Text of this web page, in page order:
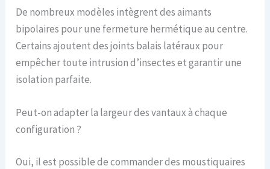
De nombreux modèles intègrent des aimants
bipolaires pour une fermeture hermétique au centre.
Certains ajoutent des joints balais latéraux pour
empêcher toute intrusion d’insectes et garantir une
isolation parfaite.
Peut-on adapter la largeur des vantaux à chaque
configuration ?
Oui, il est possible de commander des moustiquaires